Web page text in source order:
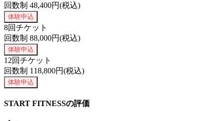
回数制 48,400円(税込)
体験申込
8回チケット
回数制 88,000円(税込)
体験申込
12回チケット
回数制 118,800円(税込)
体験申込
START FITNESSの評価